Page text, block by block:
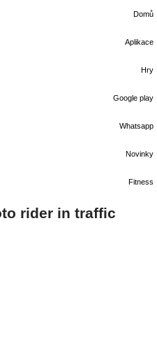
Domů
Aplikace
Hry
Google play
Whatsapp
Novinky
Fitness
rider in traffic